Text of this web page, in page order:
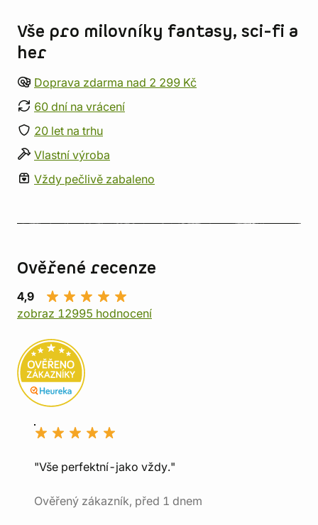
Vše pro milovníky fantasy, sci-fi a
her
Doprava zdarma nad 2 299 Kč
60 dní na vrácení
20 let na trhu
Vlastní výroba
Vždy pečlivě zabaleno
Ověřené recenze
4,9
zobraz 12995 hodnocení
"Vše perfektní-jako vždy."
Ověřený zákazník, před 1 dnem